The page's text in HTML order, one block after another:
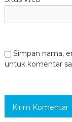
Simpan nama,
untuk komentar